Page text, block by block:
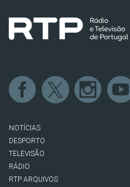
NOTÍCIAS
DESPORTO
TELEVISÃO
RÁDIO
RTP ARQUIVOS